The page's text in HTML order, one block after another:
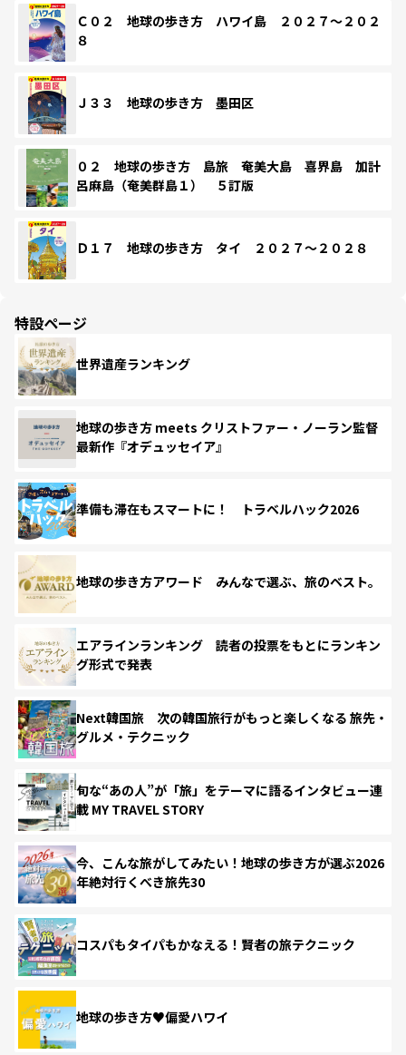
Ｃ０２ 地球の歩き方 ハワイ島 ２０２７～２０２
８
Ｊ３３ 地球の歩き方 墨田区
０２ 地球の歩き方 島旅 奄美大島 喜界島 加計
呂麻島（奄美群島１） ５訂版
Ｄ１７ 地球の歩き方 タイ ２０２７～２０２８
特設ページ
世界遺産ランキング
地球の歩き方 meets クリストファー・ノーラン監督
最新作『オデュッセイア』
準備も滞在もスマートに！ トラベルハック2026
地球の歩き方アワード みんなで選ぶ、旅のベスト。
エアラインランキング 読者の投票をもとにランキン
グ形式で発表
Next韓国旅 次の韓国旅行がもっと楽しくなる 旅先・
グルメ・テクニック
旬な“あの人”が「旅」をテーマに語るインタビュー連
載 MY TRAVEL STORY
今、こんな旅がしてみたい！地球の歩き方が選ぶ2026
年絶対行くべき旅先30
コスパもタイパもかなえる！賢者の旅テクニック
地球の歩き方♥偏愛ハワイ